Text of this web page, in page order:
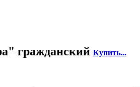
гражданский Купить...